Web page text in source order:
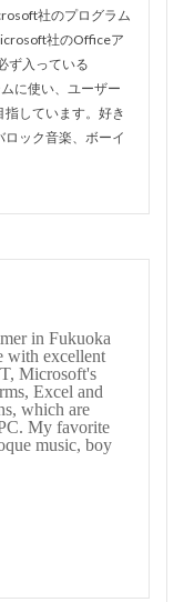
社のプログラム
社のOfficeア
ず入っている
に使い、ユーザー
しています。好き
ック音楽、ボーイ
in Fukuoka
with excellent
Microsoft's
Excel and
which are
My favorite
music, boy